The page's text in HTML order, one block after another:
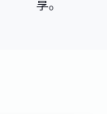
享。